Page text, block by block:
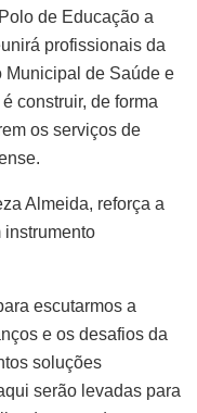
de Educação a
profissionais da
Municipal de Saúde e
construir, de forma
os serviços de
Almeida, reforça a
instrumento
escutarmos a
e os desafios da
soluções
serão levadas para